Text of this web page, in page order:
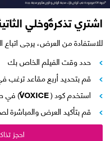
اشتري تذكرة وخلي
للاستفادة من العرض، يرجى اتباع
حدد وقت الفيلم الخاص بك
قم بتحديد أربع مقاعد ترغب
استخدم كود (VOXICE) في
قم بتأكيد العرض والمباشرة
احجز